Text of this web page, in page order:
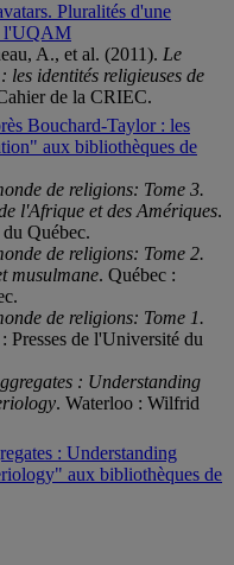
Pluralités d'une
l'UQAM
A., et al. (2011). Le
les identités religieuses de
de la CRIEC.
Bouchard-Taylor : les
aux bibliothèques de
de religions: Tome 3.
l'Afrique et des Amériques.
Québec.
de religions: Tome 2.
musulmane. Québec :
de religions: Tome 1.
Presses de l'Université du
: Understanding
. Waterloo : Wilfrid
: Understanding
aux bibliothèques de